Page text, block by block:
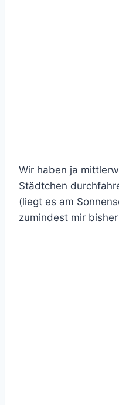
Wir haben ja
Städtchen
(liegt es am
zumindest mir